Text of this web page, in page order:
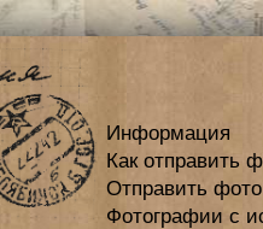
Информация
Как отправить
Отправить
Фотографии с